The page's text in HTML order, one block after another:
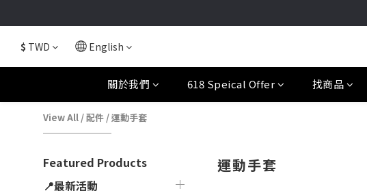
$ TWD English
關於我們 618 Speical Offer 找商品
View All /配件 /運動手套
Featured Products
📍最新活動
運動手套